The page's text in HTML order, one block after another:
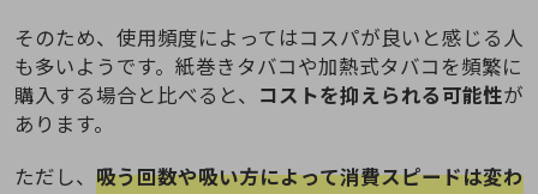
そのため、使用頻度によってはコスパが良いと感じる人
も多いようです。紙巻きタバコや加熱式タバコを頻繁に
購入する場合と比べると、 コストを抑えられる可能性が
あります。
ただし、 吸う回数や吸い方によって消費スピードは変わ